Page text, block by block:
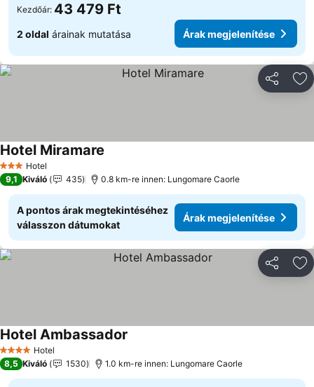
Kezdőár: 43 479 Ft
2 oldal árainak mutatása Árak megjelenítése
3 Kategória
Hotel
Hotel Miramare
9,1 Kiváló 435 0.8 km-re innen: Lungomare Caorle
A pontos árak megtekintéséhez
válasszon dátumokat
Árak megjelenítése
4 KategóriaHotel
Hotel Ambassador
8,5 Kiváló 1530 1.0 km-re innen: Lungomare Caorle